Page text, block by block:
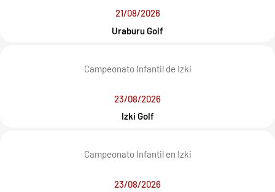
21/08/2026
Uraburu Golf
Campeonato Infantil de Izki
23/08/2026
Izki Golf
Campeonato Infantil en Izki
23/08/2026